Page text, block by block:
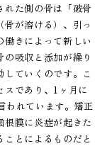
れた側の骨は「破骨
が溶ける）、引っ
きによって新しい
吸収と添加が繰り
ていくのです。こ
スであり、1ヶ月に
われています。矯正
根膜に炎症が起きた
とによるものだと